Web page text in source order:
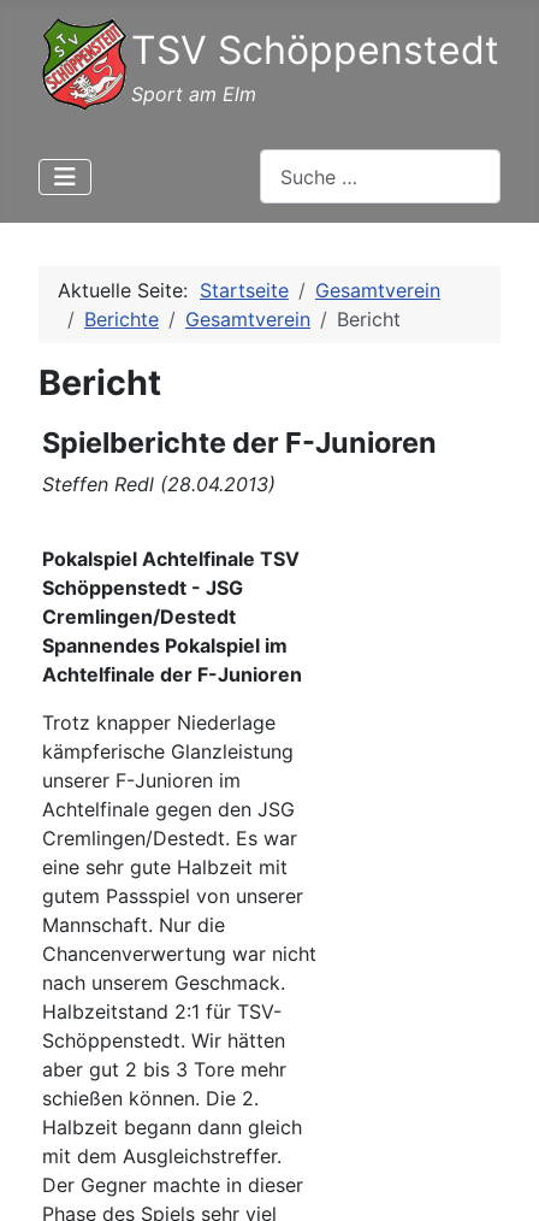
TSV Schöppenstedt
Sport am Elm
Aktuelle Seite: Startseite
Gesamtverein
Berichte
Gesamtverein Bericht
Bericht
Spielberichte der F-Junioren
Steffen Redl (28.04.2013)
Pokalspiel Achtelfinale TSV
Schöppenstedt - JSG
Cremlingen/Destedt
Spannendes Pokalspiel im
Achtelfinale der F-Junioren
Trotz knapper Niederlage
kämpferische Glanzleistung
unserer F-Junioren im
Achtelfinale gegen den JSG
Cremlingen/Destedt. Es war
eine sehr gute Halbzeit mit
gutem Passspiel von unserer
Mannschaft. Nur die
Chancenverwertung war nicht
nach unserem Geschmack.
Halbzeitstand 2:1 für TSV-
Schöppenstedt. Wir hätten
aber gut 2 bis 3 Tore mehr
schießen können. Die 2.
Halbzeit begann dann gleich
mit dem Ausgleichstreffer.
Der Gegner machte in dieser
Phase des Spiels sehr viel